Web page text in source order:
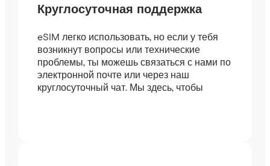
Круглосуточная поддержка
eSIM легко использовать, но если у тебя
возникнут вопросы или технические
проблемы, ты можешь связаться с нами по
электронной почте или через наш
круглосуточный чат. Мы здесь, чтобы